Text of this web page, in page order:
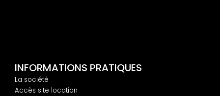
INFORMATIONS PRATIQUES
La société
Accès site location